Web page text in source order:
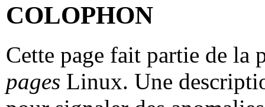
COLOPHON
Cette page fait partie de
pages Linux. Une